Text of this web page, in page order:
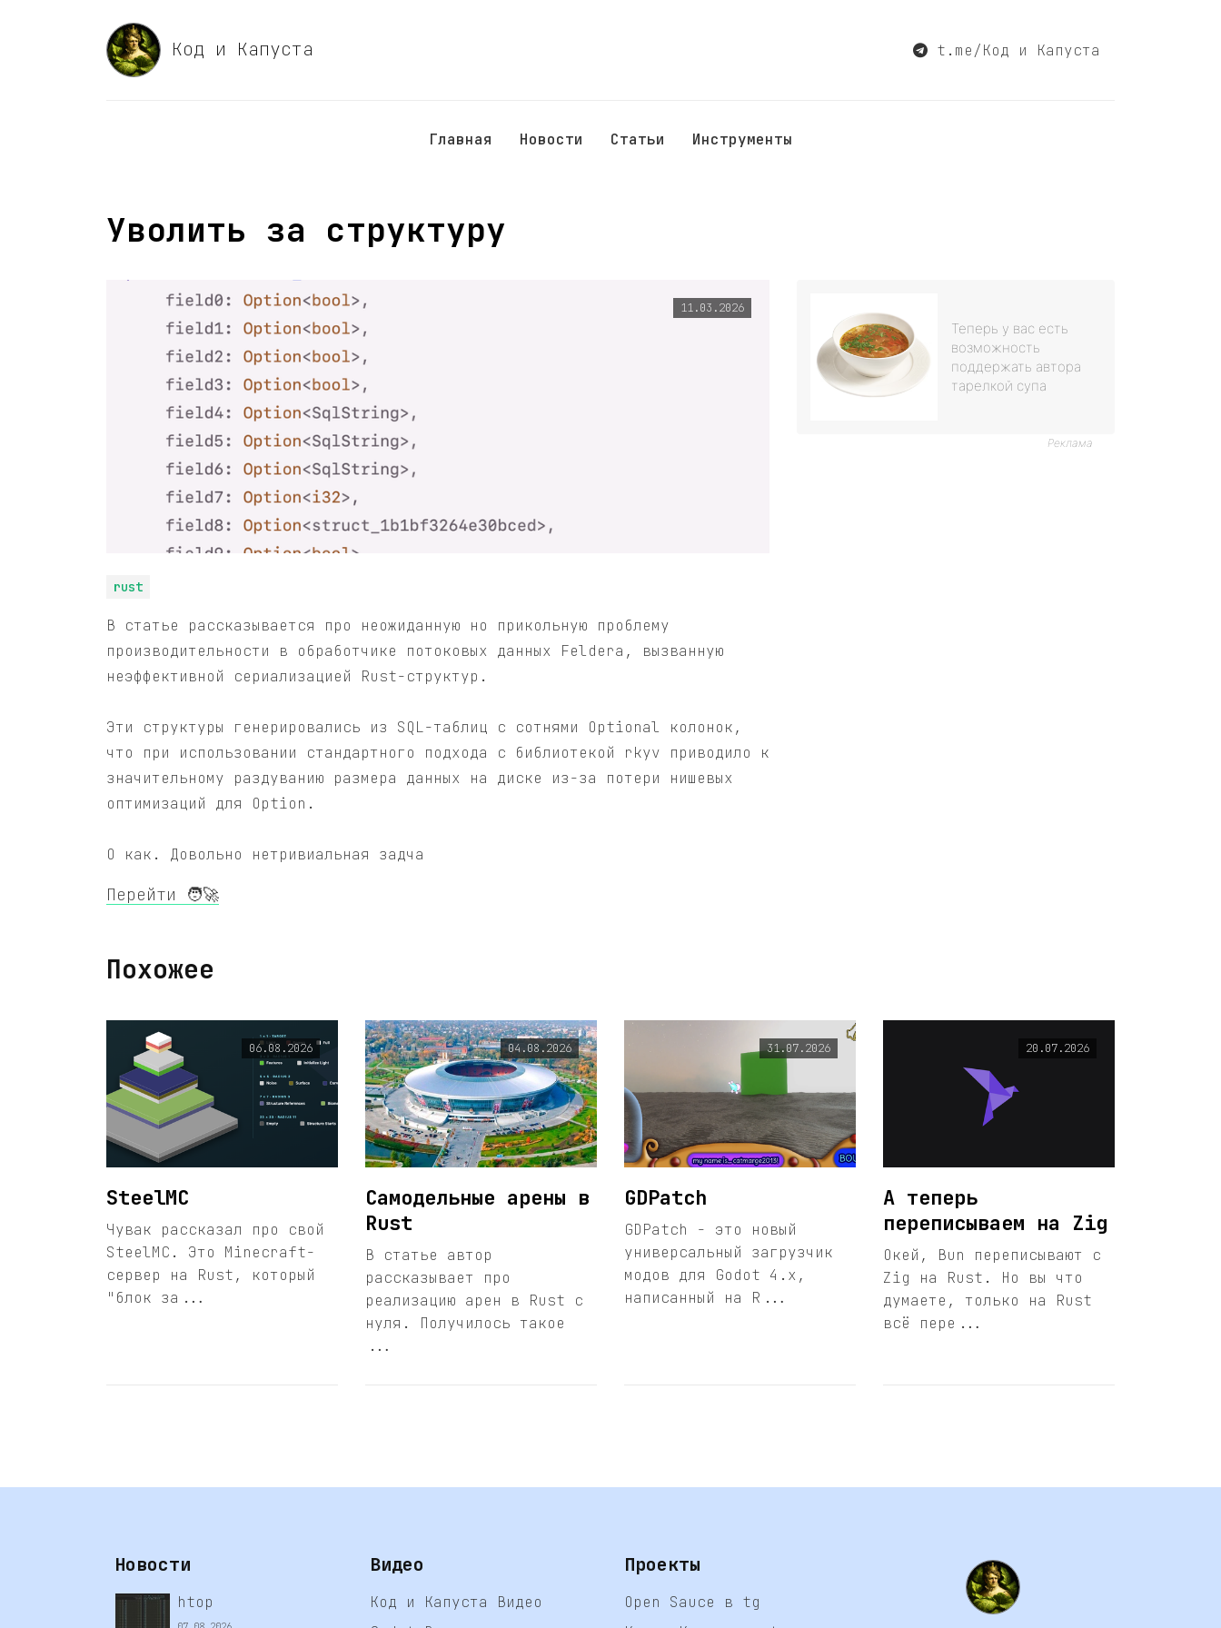
Код и Капуста t.me/Код и Капуста
Главная Новости Статьи Инструменты
Уволить за структуру
11.03.2026
rust
В статье рассказывается про неожиданную но прикольную проблему
производительности в обработчике потоковых данных Feldera, вызванную
неэффективной сериализацией Rust-структур.
Эти структуры генерировались из SQL-таблиц с сотнями Optional колонок,
что при использовании стандартного подхода с библиотекой rkyv приводило к
значительному раздуванию размера данных на диске из-за потери нишевых
оптимизаций для Option.
О как. Довольно нетривиальная задча
Перейти 🧑‍🚀
Теперь у вас есть
возможность
поддержать автора
тарелкой супа
Реклама
Похожее
06.08.2026
SteelMC
Чувак рассказал про свой
SteelMC. Это Minecraft-
сервер на Rust, который
"блок за...
04.08.2026
Самодельные арены в
Rust
В статье автор
рассказывает про
реализацию арен в Rust с
нуля. Получилось такое
...
31.07.2026
GDPatch
GDPatch - это новый
универсальный загрузчик
модов для Godot 4.x,
написанный на R...
20.07.2026
А теперь
переписываем на Zig
Окей, Bun переписывают с
Zig на Rust. Но вы что
думаете, только на Rust
всё пере...
Новости
htop
Видео
Код и Капуста Видео
Проекты
Open Sauce в tg